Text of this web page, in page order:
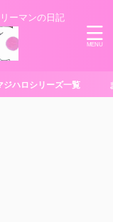
ーマンの日記
ジハロシリーズ一覧